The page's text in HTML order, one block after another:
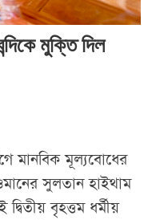
মুক্তি দিল
মানবিক মূল্যবোধের
সুলতান হাইথাম
বৃহত্তম ধর্মীয়